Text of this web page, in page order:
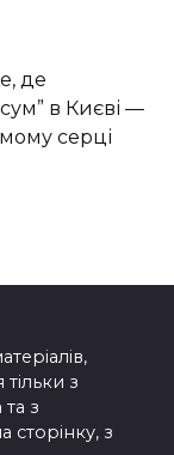
де
в Києві —
серці
з
з
з